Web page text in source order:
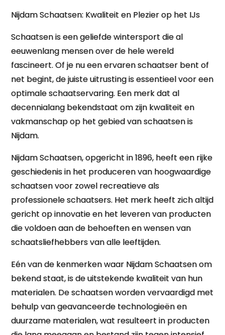
Nijdam Schaatsen: Kwaliteit en Plezier op het IJs
Schaatsen is een geliefde wintersport die al
eeuwenlang mensen over de hele wereld
fascineert. Of je nu een ervaren schaatser bent of
net begint, de juiste uitrusting is essentieel voor een
optimale schaatservaring. Een merk dat al
decennialang bekendstaat om zijn kwaliteit en
vakmanschap op het gebied van schaatsen is
Nijdam.
Nijdam Schaatsen, opgericht in 1896, heeft een rijke
geschiedenis in het produceren van hoogwaardige
schaatsen voor zowel recreatieve als
professionele schaatsers. Het merk heeft zich altijd
gericht op innovatie en het leveren van producten
die voldoen aan de behoeften en wensen van
schaatsliefhebbers van alle leeftijden.
Eén van de kenmerken waar Nijdam Schaatsen om
bekend staat, is de uitstekende kwaliteit van hun
materialen. De schaatsen worden vervaardigd met
behulp van geavanceerde technologieën en
duurzame materialen, wat resulteert in producten